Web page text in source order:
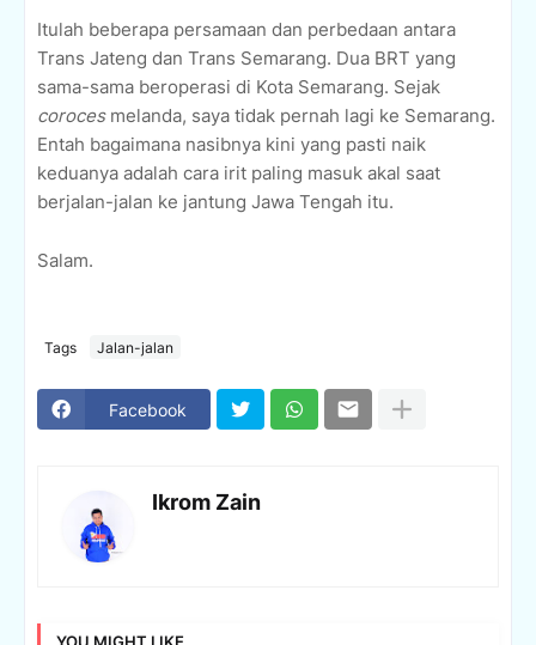
Itulah beberapa persamaan dan perbedaan antara
Trans Jateng dan Trans Semarang. Dua BRT yang
sama-sama beroperasi di Kota Semarang. Sejak
corocesmelanda, saya tidak pernah lagi ke Semarang.
Entah bagaimana nasibnya kini yang pasti naik
keduanya adalah cara irit paling masuk akal saat
berjalan-jalan ke jantung Jawa Tengah itu.
Salam.
Tags Jalan-jalan
Facebook
Ikrom Zain
YOU MIGHT LIKE